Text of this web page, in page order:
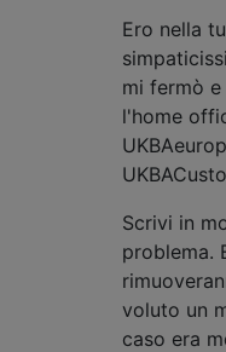
Ero nella
mi fermò
l'home
Scrivi in
problema.
voluto un
caso era